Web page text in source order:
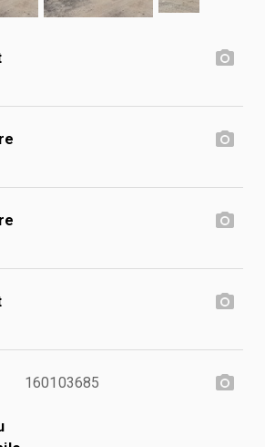
160103685